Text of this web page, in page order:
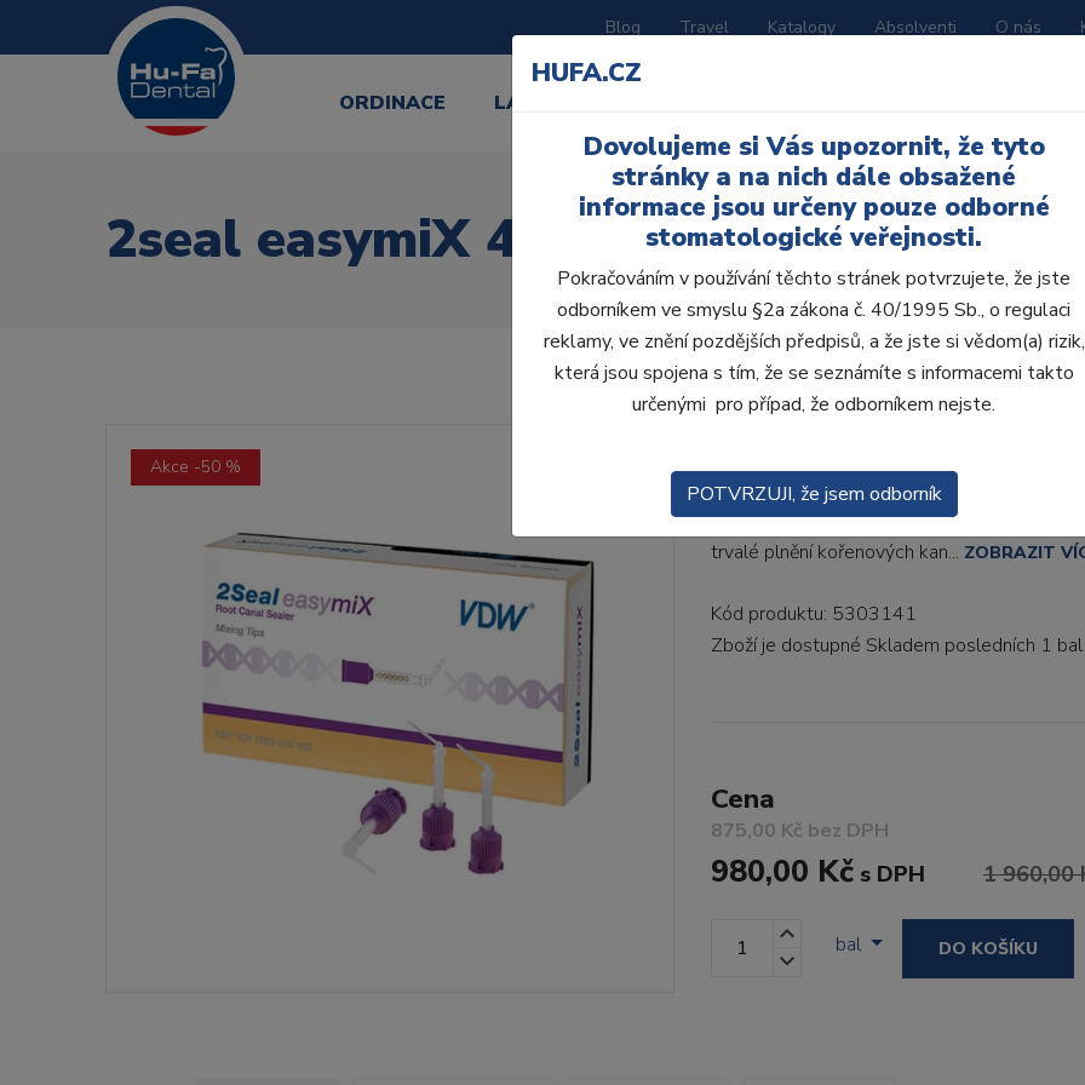
Blog Travel Katalogy Absolventi O nás
ORDINACE LABORATOŘ
2seal easymiX 40x Mixing Tips
Akce -50 %
2seal easymiX 40x
2Seal – epoxi-amidový sealer pro
rentgenokontrastní kořenový výplňový
trvalé plnění kořenových kan... ZOBRAZIT
Kód produktu: 5303141
Zboží je dostupné Skladem posledních 1 bal
Cena
875,00 Kč bez DPH
980,00 Kč s DPH 1 960,00
bal DO KOŠÍKU
HUFA.CZ
Dovolujeme si Vás upozornit, že tyto
stránky a na nich dále obsažené
informace jsou určeny pouze odborné
stomatologické veřejnosti.
Pokračováním v používání těchto stránek potvrzujete, že jste
odborníkem ve smyslu §2a zákona č. 40/1995 Sb., o regulaci
reklamy, ve znění pozdějších předpisů, a že jste si vědom(a) rizik,
která jsou spojena s tím, že se seznámíte s informacemi takto
určenými pro případ, že odborníkem nejste.
POTVRZUJI, že jsem odborník